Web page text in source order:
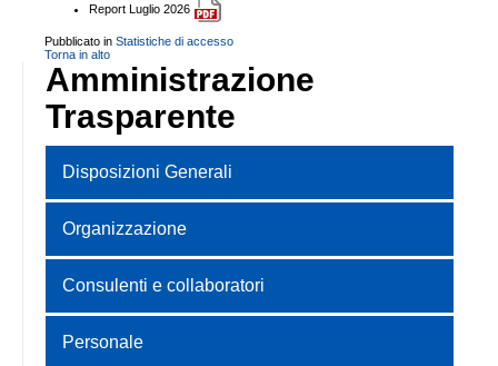
Report Luglio 2026
Pubblicato in Statistiche di accesso
Torna in alto
Amministrazione
Trasparente
Disposizioni Generali
Organizzazione
Consulenti e collaboratori
Personale